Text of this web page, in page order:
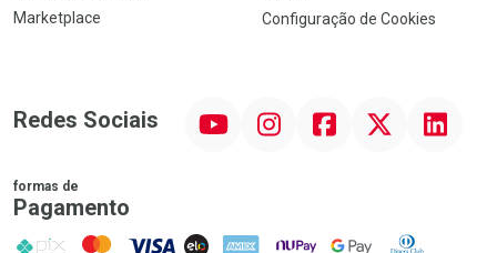
Marketplace
Configuração de Cookies
Redes Sociais InstagramFacebookTwitter Linkedin
formas de
Pagamento
PIX MasterCard
VISA ELO AMEX NuPay Google PayDiners Club